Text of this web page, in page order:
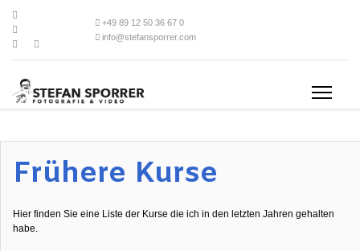
+49 89 12 50 36 67 0
info@stefansporrer.com
Frühere Kurse
Hier finden Sie eine Liste der Kurse die ich in den letzten Jahren gehalten
habe.